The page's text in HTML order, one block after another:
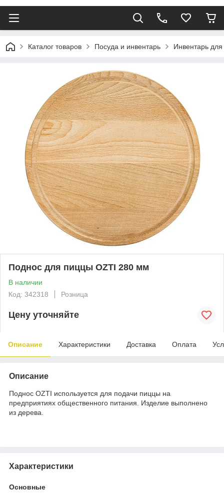
Каталог товаров Посуда и инвентарь Инвентарь
Поднос для пиццы OZTI 280 мм
В наличии
Код: 342318
Розница
Цену уточняйте
Описание Характеристики Доставка Оплата
Описание
Поднос​ OZTI используется для подачи пиццы на
предприятиях общественного питания. Изделие выполнено
из дерева.
Характеристики
Основные